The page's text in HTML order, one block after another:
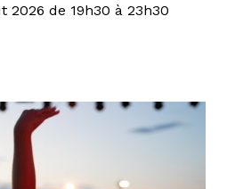
2026 de 19h30 à 23h30